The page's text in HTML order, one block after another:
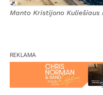
Manto Kristijono Kuliešiaus
REKLAMA